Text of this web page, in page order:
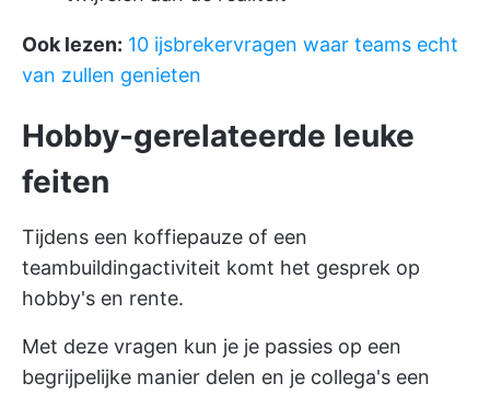
Ook lezen: 10 ijsbrekervragen waar teams echt
van zullen genieten
Hobby-gerelateerde leuke
feiten
Tijdens een koffiepauze of een
teambuildingactiviteit komt het gesprek op
hobby's en rente.
Met deze vragen kun je je passies op een
begrijpelijke manier delen en je collega's een